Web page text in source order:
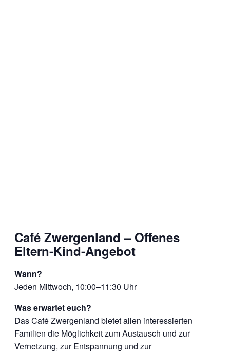
Café Zwergenland – Offenes
Eltern-Kind-Angebot
Wann?
Jeden Mittwoch, 10:00–11:30 Uhr
Was erwartet euch?
Das Café Zwergenland bietet allen interessierten
Familien die Möglichkeit zum Austausch und zur
Vernetzung, zur Entspannung und zur